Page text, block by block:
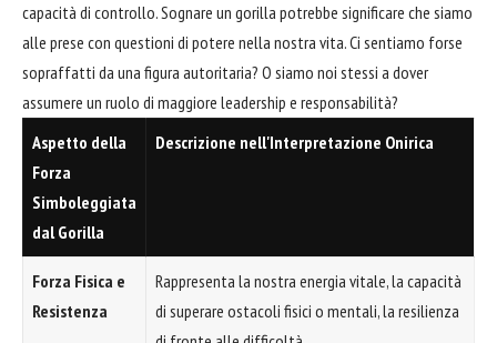
capacità di controllo. Sognare un gorilla potrebbe significare che siamo
alle prese con questioni di potere nella nostra vita. Ci sentiamo forse
sopraffatti da una figura autoritaria? O siamo noi stessi a dover
assumere un ruolo di maggiore leadership e responsabilità?
Aspetto della
Forza
Simboleggiata
dal Gorilla
Descrizione nell'Interpretazione Onirica
Forza Fisica e
Resistenza
Rappresenta la nostra energia vitale, la capacità
di superare ostacoli fisici o mentali, la resilienza